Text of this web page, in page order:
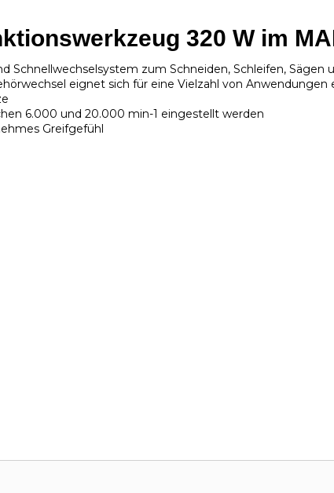
320 W im
zum Schneiden, Schleifen, Sägen
eignet sich für eine Vielzahl von Anwendungen
6.000 und 20.000 min-1 eingestellt werden
Greifgefühl